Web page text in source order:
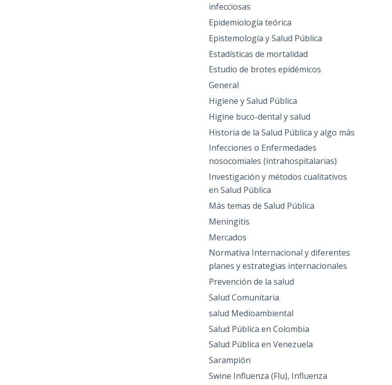
infecciosas
Epidemiología teórica
Epistemología y Salud Pública
Estadísticas de mortalidad
Estudio de brotes epidémicos
General
Higiene y Salud Pública
Higine buco-dental y salud
Historia de la Salud Pública y algo más
Infecciones o Enfermedades
nosocomiales (intrahospitalarias)
Investigación y métodos cualitativos
en Salud Pública
Más temas de Salud Pública
Meningitis
Mercados
Normativa Internacional y diferentes
planes y estrategias internacionales
Prevención de la salud
Salud Comunitaria
salud Medioambiental
Salud Pública en Colombia
Salud Pública en Venezuela
Sarampión
Swine Influenza (Flu), Influenza